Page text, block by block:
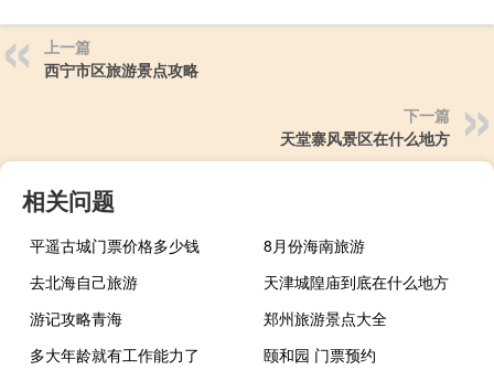
上一篇
西宁市区旅游景点攻略
下一篇
天堂寨风景区在什么地方
相关问题
平遥古城门票价格多少钱
8月份海南旅游
去北海自己旅游
天津城隍庙到底在什么地方
游记攻略青海
郑州旅游景点大全
多大年龄就有工作能力了
颐和园 门票预约